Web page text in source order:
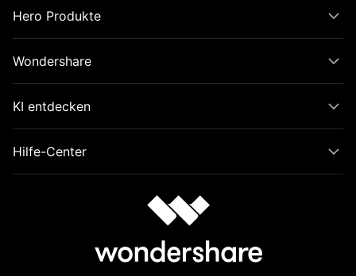
Hero Produkte
Wondershare
KI entdecken
Hilfe-Center